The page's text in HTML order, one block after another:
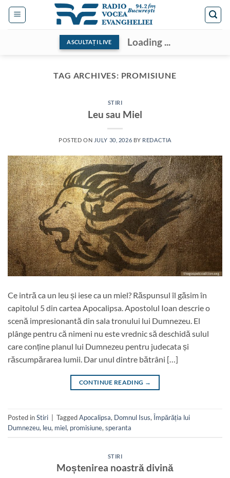
Skip
ASCULTAȚI LIVE Loading ...
TAG ARCHIVES: PROMISIUNE
STIRI
Leu sau Miel
POSTED ON JULY 30, 2026 BY REDACTIA
Ce intră ca un leu și iese ca un miel? Răspunsul îl găsim în
capitolul 5 din cartea Apocalipsa. Apostolul Ioan descrie o
scenă impresionantă din sala tronului lui Dumnezeu. El
plânge pentru că nimeni nu este vrednic să deschidă sulul
care conține planul lui Dumnezeu pentru judecata și
răscumpărarea lumii. Dar unul dintre bătrâni […]
CONTINUE READING →
Posted inStiri TaggedApocalipsa, Domnul Isus, Împărăția lui
Dumnezeu, leu, miel, promisiune, speranta
STIRI
Moștenirea noastră divină